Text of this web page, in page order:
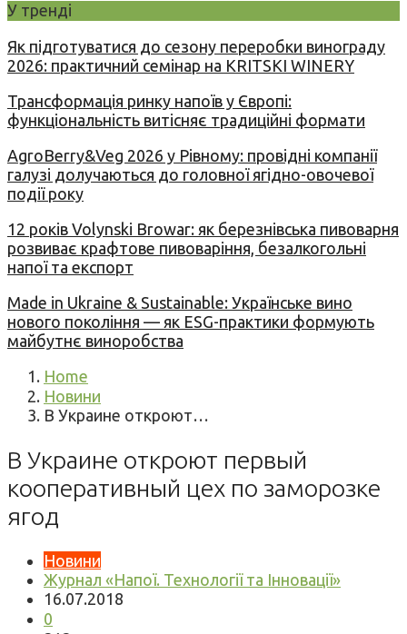
У тренді
Як підготуватися до сезону переробки винограду
2026: практичний семінар на KRITSKI WINERY
Трансформація ринку напоїв у Європі:
функціональність витісняє традиційні формати
AgroBerry&Veg 2026 у Рівному: провідні компанії
галузі долучаються до головної ягідно-овочевої
події року
12 років Volynski Browar: як березнівська пивоварня
розвиває крафтове пивоваріння, безалкогольні
напої та експорт
Made in Ukraine & Sustainable: Українське вино
нового покоління — як ESG-практики формують
майбутнє виноробства
Home
Новини
В Украине откроют…
В Украине откроют первый
кооперативный цех по заморозке
ягод
Новини
Журнал «Напої. Технології та Інновації»
16.07.2018
0